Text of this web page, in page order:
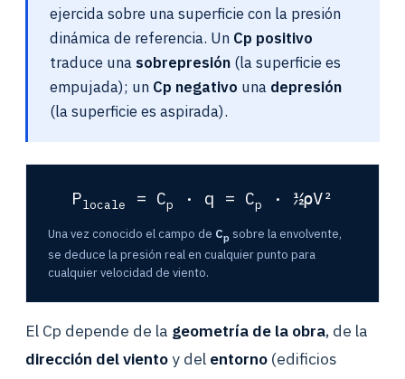
ejercida sobre una superficie con la presión
dinámica de referencia. Un Cp positivo
traduce una sobrepresión (la superficie es
empujada); un Cp negativo una depresión
(la superficie es aspirada).
Plocale = Cp · q = Cp · ½ρV²
Una vez conocido el campo de Cp sobre la envolvente,
se deduce la presión real en cualquier punto para
cualquier velocidad de viento.
El Cp depende de la geometría de la obra, de la
dirección del vientoy del entorno (edificios